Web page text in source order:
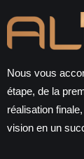
Nous vous
étape, de la
réalisation
vision en un